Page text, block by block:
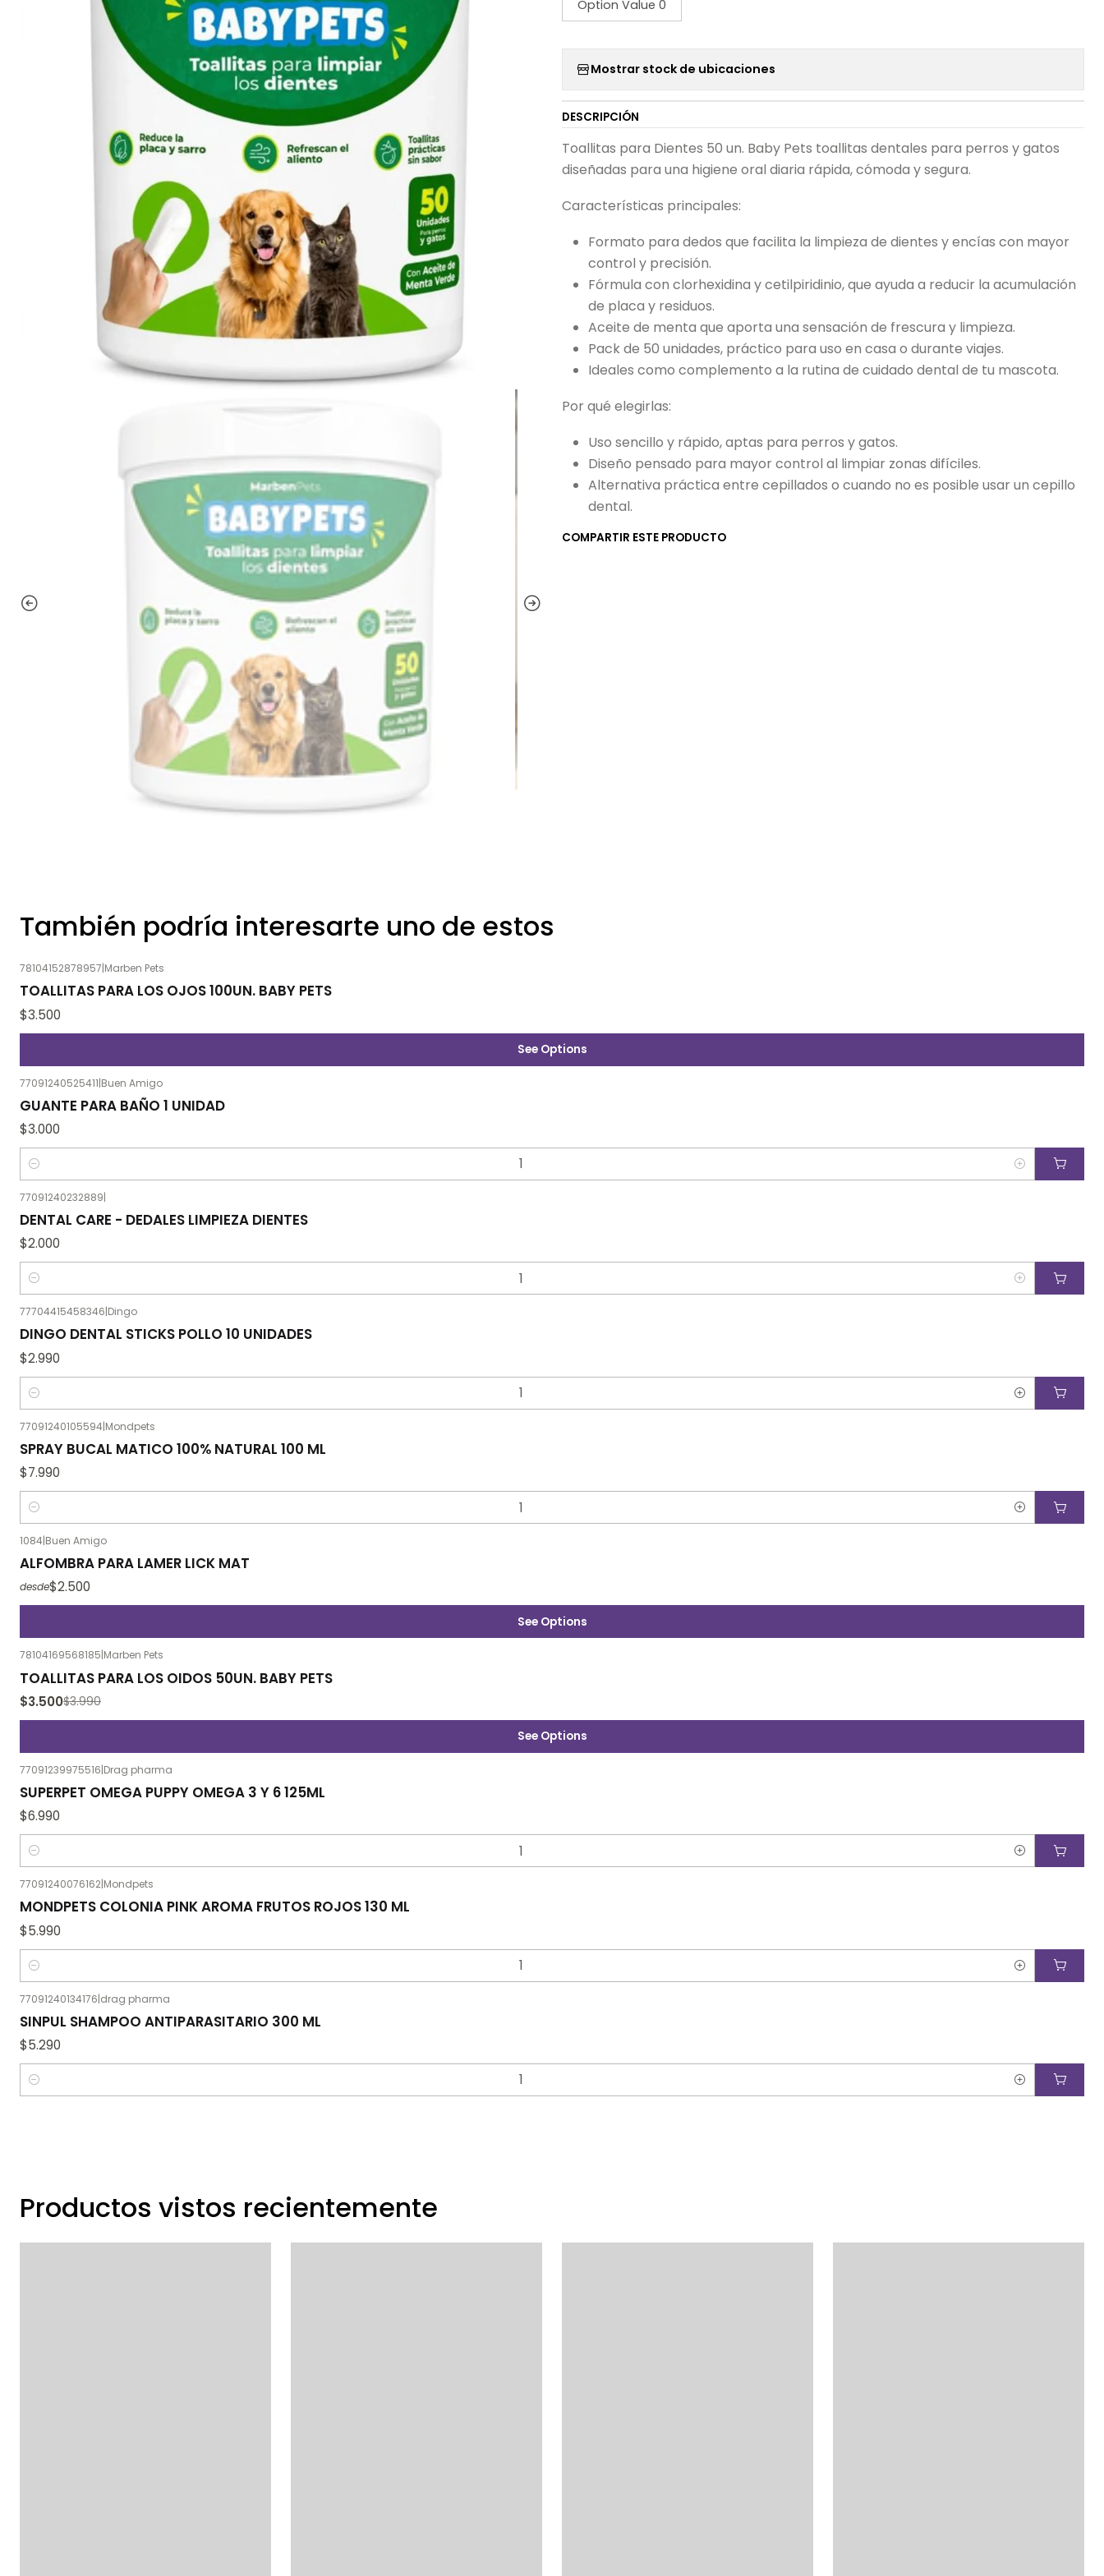
Option Value 0
Mostrar stock de ubicaciones
DESCRIPCIÓN
Toallitas para Dientes 50 un. Baby Pets toallitas dentales para perros y gatos
diseñadas para una higiene oral diaria rápida, cómoda y segura.
Características principales:
Formato para dedos que facilita la limpieza de dientes y encías con mayor
control y precisión.
Fórmula con clorhexidina y cetilpiridinio, que ayuda a reducir la acumulación
de placa y residuos.
Aceite de menta que aporta una sensación de frescura y limpieza.
Pack de 50 unidades, práctico para uso en casa o durante viajes.
Ideales como complemento a la rutina de cuidado dental de tu mascota.
Por qué elegirlas:
Uso sencillo y rápido, aptas para perros y gatos.
Diseño pensado para mayor control al limpiar zonas difíciles.
Alternativa práctica entre cepillados o cuando no es posible usar un cepillo
dental.
COMPARTIR ESTE PRODUCTO
También podría interesarte uno de estos
78104152878957|Marben Pets
TOALLITAS PARA LOS OJOS 100UN. BABY PETS
$3.500
See Options
77091240525411|Buen Amigo
GUANTE PARA BAÑO 1 UNIDAD
$3.000
Cantidad
77091240232889|
DENTAL CARE - DEDALES LIMPIEZA DIENTES
$2.000
Cantidad
77704415458346|Dingo
DINGO DENTAL STICKS POLLO 10 UNIDADES
$2.990
Cantidad
77091240105594|Mondpets
SPRAY BUCAL MATICO 100% NATURAL 100 ML
$7.990
Cantidad
1084|Buen Amigo
ALFOMBRA PARA LAMER LICK MAT
desde$2.500
See Options
-12% OFF
78104169568185|Marben Pets
TOALLITAS PARA LOS OIDOS 50UN. BABY PETS
$3.500$3.990
See Options
77091239975516|Drag pharma
SUPERPET OMEGA PUPPY OMEGA 3 Y 6 125ML
$6.990
Cantidad
77091240076162|Mondpets
MONDPETS COLONIA PINK AROMA FRUTOS ROJOS 130 ML
$5.990
Cantidad
77091240134176|drag pharma
SINPUL SHAMPOO ANTIPARASITARIO 300 ML
$5.290
Cantidad
Productos vistos recientemente